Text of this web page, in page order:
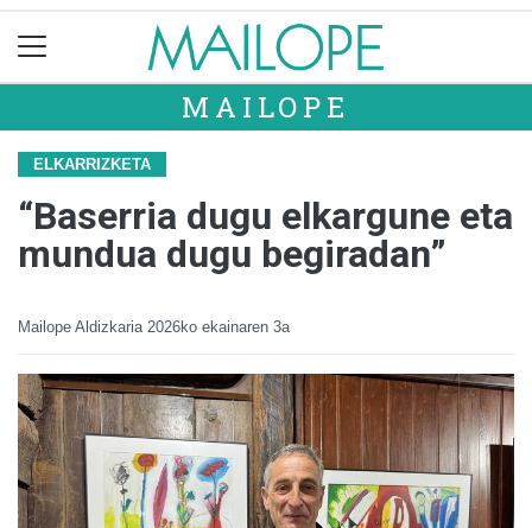
MAILOPE
ELKARRIZKETA
“Baserria dugu elkargune eta
mundua dugu begiradan”
Mailope Aldizkaria 2026ko ekainaren 3a